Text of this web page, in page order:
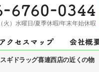
（火）水曜日/夏季休暇/年末年始休暇
スギドラッグ喜連西店の近くの物